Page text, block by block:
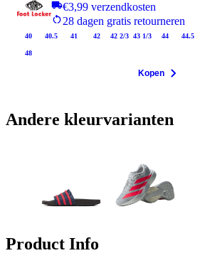
€3,99 verzendkosten
28 dagen gratis retourneren
40 40.5 41 42 42 2/3 43 1/3 44 44.5
48
Kopen
Andere kleurvarianten
Product Info